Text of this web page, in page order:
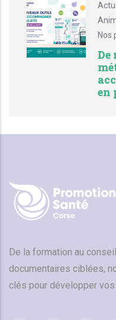
Nos
en
De la formation au
documentaires ciblées,
clés pour développer